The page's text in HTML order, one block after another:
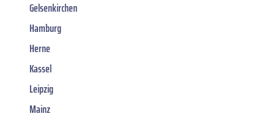
Gelsenkirchen
Hamburg
Herne
Kassel
Leipzig
Mainz